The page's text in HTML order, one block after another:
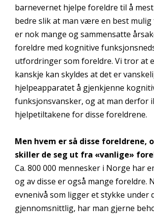
barnevernet hjelpe foreldre til å
bedre slik at man være en best
er nok mange og sammensatte
foreldre med kognitive
utfordringer som foreldre. Vi tror at
kanskje kan skyldes at det er
hjelpeapparatet å gjenkjenne
funksjonsvansker, og at man derfor
hjelpetiltakene for disse foreldrene.
Men hvem er så disse foreldrene,
skiller de seg ut fra «vanlige»
Ca. 800 000 mennesker i Norge har
og av disse er også mange foreldre.
evnenivå som ligger et stykke under
gjennomsnittlig, har man gjerne